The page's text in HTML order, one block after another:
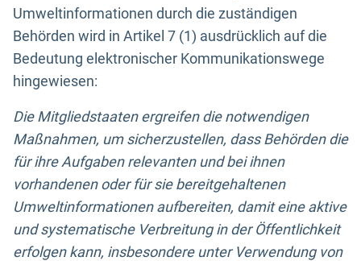
Umweltinformationen durch die zuständigen
Behörden wird in Artikel 7 (1) ausdrücklich auf die
Bedeutung elektronischer Kommunikationswege
hingewiesen:
Die Mitgliedstaaten ergreifen die notwendigen
Maßnahmen, um sicherzustellen, dass Behörden die
für ihre Aufgaben relevanten und bei ihnen
vorhandenen oder für sie bereitgehaltenen
Umweltinformationen aufbereiten, damit eine aktive
und systematische Verbreitung in der Öffentlichkeit
erfolgen kann, insbesondere unter Verwendung von